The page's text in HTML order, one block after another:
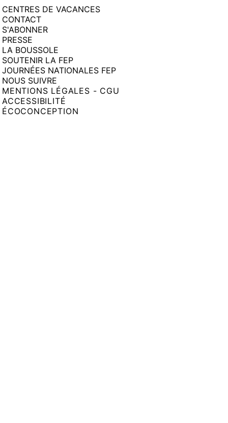
CENTRES DE VACANCES
CONTACT
S'ABONNER
PRESSE
LA BOUSSOLE
SOUTENIR LA FEP
JOURNÉES NATIONALES FEP
NOUS SUIVRE
MENTIONS LÉGALES - CGU
ACCESSIBILITÉ
ÉCOCONCEPTION